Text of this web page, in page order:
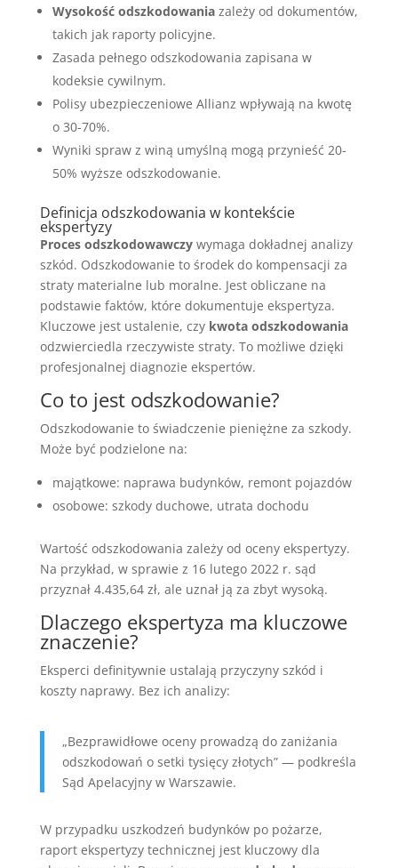
Wysokość odszkodowaniazależy od dokumentów,
takich jak raporty policyjne.
Zasada pełnego odszkodowania zapisana w
kodeksie cywilnym.
Polisy ubezpieczeniowe Allianz wpływają na kwotę
o 30-70%.
Wyniki spraw z winą umyślną mogą przynieść 20-
50% wyższe odszkodowanie.
Definicja odszkodowania w kontekście
ekspertyzy
Proces odszkodowawczywymaga dokładnej analizy
szkód. Odszkodowanie to środek do kompensacji za
straty materialne lub moralne. Jest obliczane na
podstawie faktów, które dokumentuje ekspertyza.
Kluczowe jest ustalenie, czy kwota odszkodowania
odzwierciedla rzeczywiste straty. To możliwe dzięki
profesjonalnej diagnozie ekspertów.
Co to jest odszkodowanie?
Odszkodowanie to świadczenie pieniężne za szkody.
Może być podzielone na:
majątkowe: naprawa budynków, remont pojazdów
osobowe: szkody duchowe, utrata dochodu
Wartość odszkodowania zależy od oceny ekspertyzy.
Na przykład, w sprawie z 16 lutego 2022 r. sąd
przyznał 4.435,64 zł, ale uznał ją za zbyt wysoką.
Dlaczego ekspertyza ma kluczowe
znaczenie?
Eksperci definitywnie ustalają przyczyny szkód i
koszty naprawy. Bez ich analizy:
„Bezprawidłowe oceny prowadzą do zaniżania
odszkodowań o setki tysięcy złotych” — podkreśla
Sąd Apelacyjny w Warszawie.
W przypadku uszkodzeń budynków po pożarze,
raport ekspertyzy technicznej jest kluczowy dla